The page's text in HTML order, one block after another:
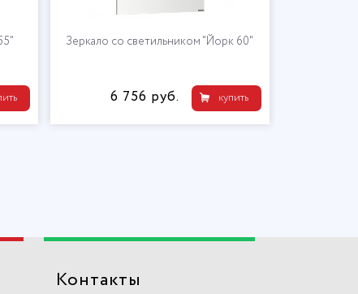
Зеркало со светильником "Йорк 60"
купить
6 756 руб.
Контакты